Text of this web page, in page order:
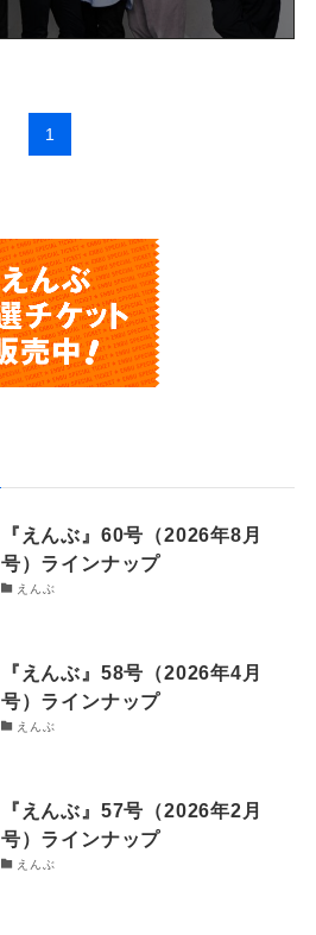
1
『えんぶ』60号（2026年8月
号）ラインナップ
えんぶ
『えんぶ』58号（2026年4月
号）ラインナップ
えんぶ
『えんぶ』57号（2026年2月
号）ラインナップ
えんぶ